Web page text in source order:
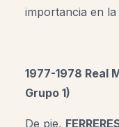
importancia en
1977-1978 Real
Grupo 1)
De pie,